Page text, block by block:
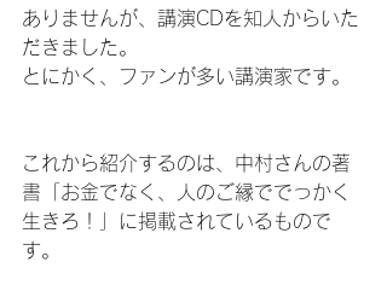
ありませんが、講演CDを知人からいた
だきました。
とにかく、ファンが多い講演家です。
これから紹介するのは、中村さんの著
書「お金でなく、人のご縁ででっかく
生きろ！」に掲載されているもので
す。